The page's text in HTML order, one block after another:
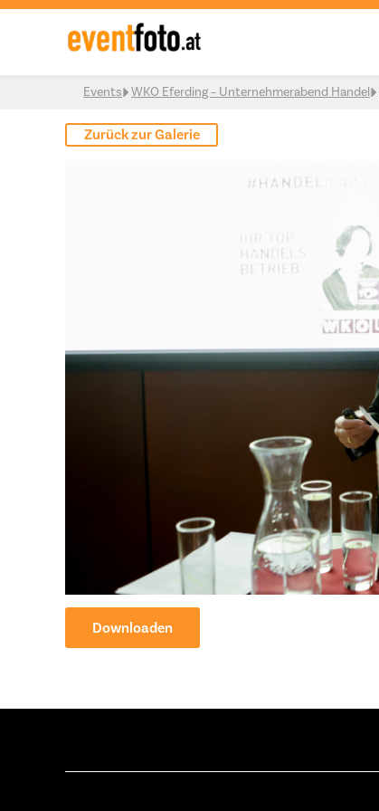
Skip to content
Events WKO Eferding – Unternehmerabend Handel
Zurück zur Galerie
Downloaden